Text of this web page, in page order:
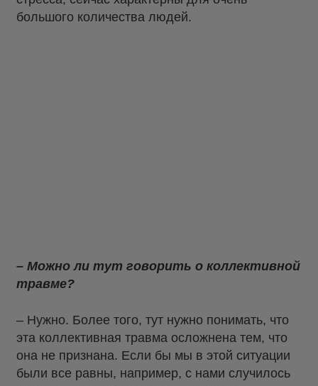
большого количества людей.
– Можно ли тут говорить о коллективной
травме?
– Нужно. Более того, тут нужно понимать, что
эта коллективная травма осложнена тем, что
она не признана. Если бы мы в этой ситуации
были все равны, например, с нами случилось